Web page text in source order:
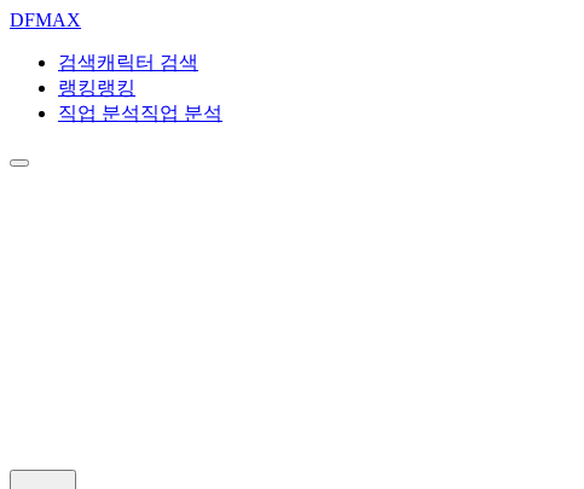
DFMAX
검색캐릭터 검색
랭킹랭킹
직업 분석직업 분석